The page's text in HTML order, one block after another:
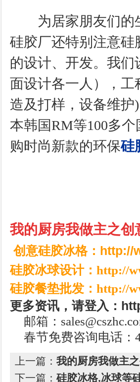
为居家朋友们的
硅胶厂还特别注意
的设计、开发。 我们
面设计各一人），工
造及打样，设备维
本韩国RM等100多
购时尚新款的环保硅
我的厨房我做主之
创意硅胶冰格： http://
硅胶冰球设计： http://
硅胶餐垫批发： http://
更多资讯，请登入：
邮箱：
春节免费咨询电话：
上一篇： 我的厨房我做主
下一篇： 硅胶冰格,冰球等